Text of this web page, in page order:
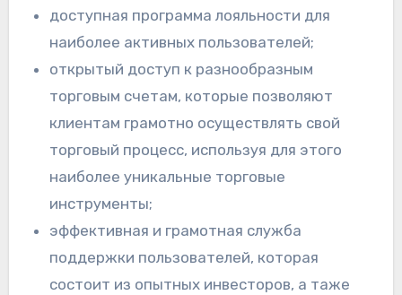
доступная программа лояльности для
наиболее активных пользователей;
открытый доступ к разнообразным
торговым счетам, которые позволяют
клиентам грамотно осуществлять свой
торговый процесс, используя для этого
наиболее уникальные торговые
инструменты;
эффективная и грамотная служба
поддержки пользователей, которая
состоит из опытных инвесторов, а таже